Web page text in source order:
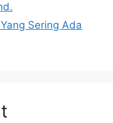
Sering Ada